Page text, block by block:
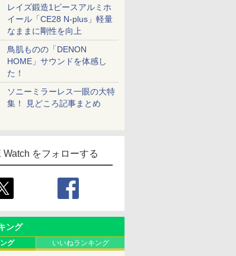
レイズ鍛造1ピースアルミホ
イール「CE28 N-plus」軽量
なままに剛性を向上
鳥肌ものの「DENON
HOME」サウンドを体感し
た！
ソニーミラーレス一眼の大特
集！ 見どころ記事まとめ
Watch をフォローする
ング
グ いいねランキング